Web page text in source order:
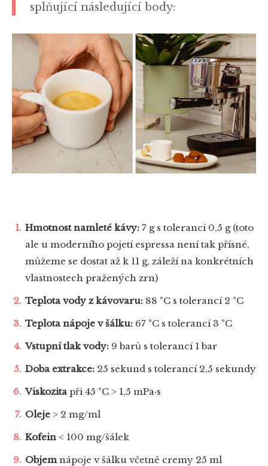
splňující následující body:
Hmotnost namleté kávy: 7 g s tolerancí 0,5 g (toto
ale u moderního pojetí espressa není tak přísné,
můžeme se dostat až k 11 g, záleží na konkrétních
vlastnostech pražených zrn)
Teplota vody z kávovaru: 88 °C s tolerancí 2 °C
Teplota nápoje v šálku: 67 °C s tolerancí 3 °C
Vstupní tlak vody: 9 barů s tolerancí 1 bar
Doba extrakce: 25 sekund s tolerancí 2,5 sekundy
Viskozita při 45 °C > 1,5 mPa·s
Oleje > 2 mg/ml
Kofein < 100 mg/šálek
Objemnápoje v šálku včetně cremy 25 ml